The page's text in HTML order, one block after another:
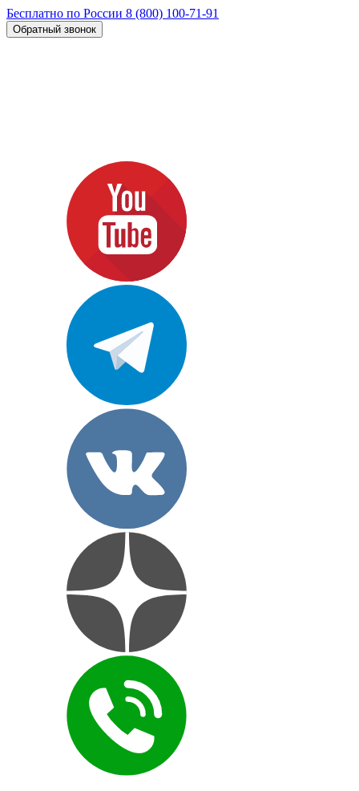
Бесплатно по России 8 (800) 100-71-91
Обратный звонок